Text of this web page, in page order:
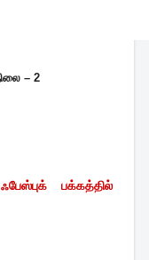
– 2
பக்கத்தில்